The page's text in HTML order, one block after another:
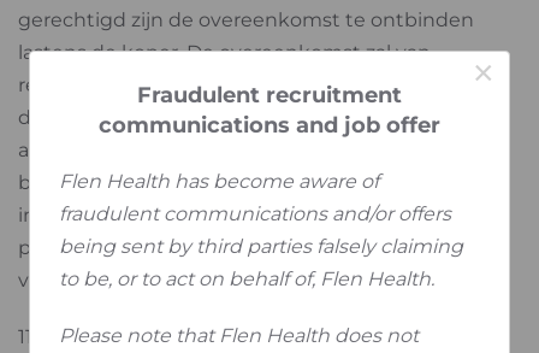
gerechtigd zijn de overeenkomst te ontbinden
lastens de koper. De overeenkomst zal van
rechtswege en zonder aanmaning ontbonden zijn
door de mededeling van onze beslissing per
aangetekend schrijven aan de koper. De
beëindiging van een verkoopcontract heeft geen
invloed op de geldigheid van een
prijsovereenkomst tussen de koper en onze
vennootschap.
11. WAARBORG
×
Fraudulent recruitment
communications and job offer
Flen Health has become aware of
fraudulent communications and/or offers
being sent by third parties falsely claiming
to be, or to act on behalf of, Flen Health.
Please note that Flen Health does not